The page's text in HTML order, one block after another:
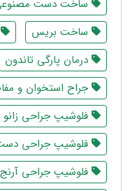
ساخت دست
ساخت بریس
درمان پارگی تاندون
جراح استخوان و
فلوشیپ جراحی زانو
فلوشیپ جراحی
فلوشیپ جراحی آرنج